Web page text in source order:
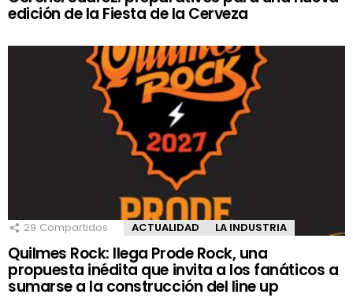
edición de la Fiesta de la Cerveza
29 Compartidos ACTUALIDAD LA INDUSTRIA
Quilmes Rock: llega Prode Rock, una
propuesta inédita que invita a los fanáticos a
sumarse a la construcción del line up